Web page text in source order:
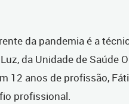
da pandemia é a
da Unidade de Saúde
12 anos de profissão,
profissional.